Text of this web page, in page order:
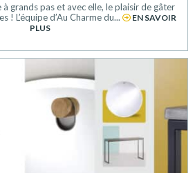
à grands pas et avec elle, le plaisir de gâter
! L’équipe d’Au Charme du...
EN SAVOIR
PLUS